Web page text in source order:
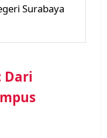
Surabaya
Dari